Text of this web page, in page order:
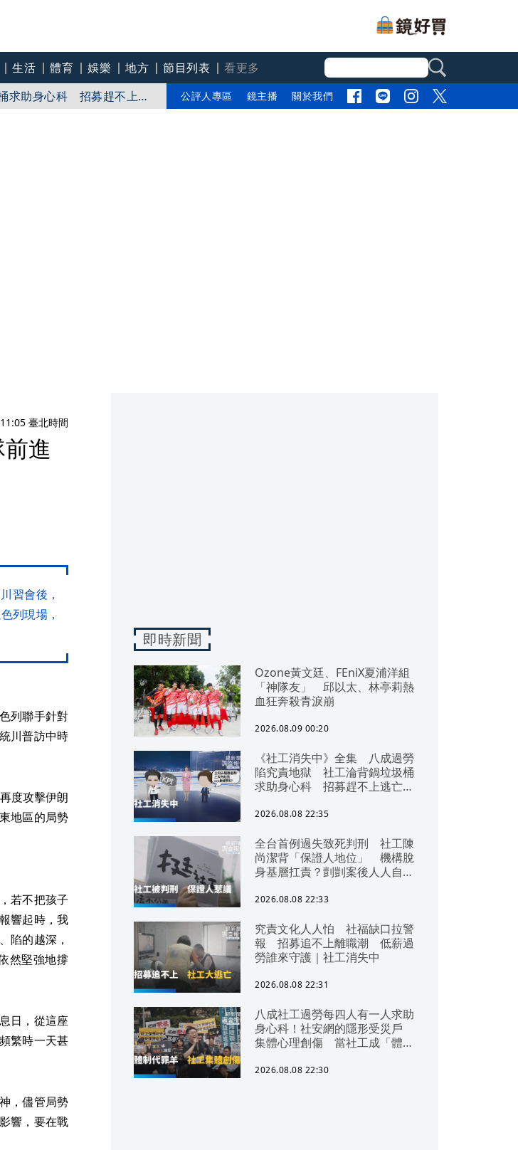
生活 體育 娛樂 地方 節目列表
看更多
狂奔殺青淚崩
求助身心科 招募趕不上逃
基層扛責？剴剴案後人人
公評人專區 鏡主播 關於我們
臺北時間
進
習會後，
列現場，
列聯手針對
川普訪中時
度攻擊伊朗
地區的局勢
若不把孩子
響起時，我
陷的越深，
然堅強地撐
日，從這座
繁時一天甚
，儘管局勢
響，要在戰
即時新聞
Ozone黃文廷、FEniX夏浦洋組
「神隊友」 邱以太、林亭莉熱
血狂奔殺青淚崩
2026.08.09 00:20
《社工消失中》全集 八成過勞
陷究責地獄 社工淪背鍋垃圾桶
求助身心科 招募趕不上逃亡
回捐黑幕 血汗錢遭剝削
2026.08.08 22:35
全台首例過失致死判刑 社工陳
尚潔背「保證人地位」 機構脫
身基層扛責？剴剴案後人人自危
2026.08.08 22:33
究責文化人人怕 社福缺口拉警
報 招募追不上離職潮 低薪過
勞誰來守護｜社工消失中
2026.08.08 22:31
八成社工過勞每四人有一人求助
身心科！社安網的隱形受災戶
集體心理創傷 當社工成「體制
無奈趨勢？耗竭殆盡下的社安網
2026.08.08 22:30